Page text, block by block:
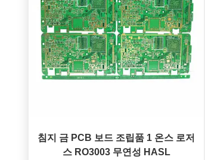
침지 금 PCB 보드 조립품 1 온스 로저
스 RO3003 무연성 HASL